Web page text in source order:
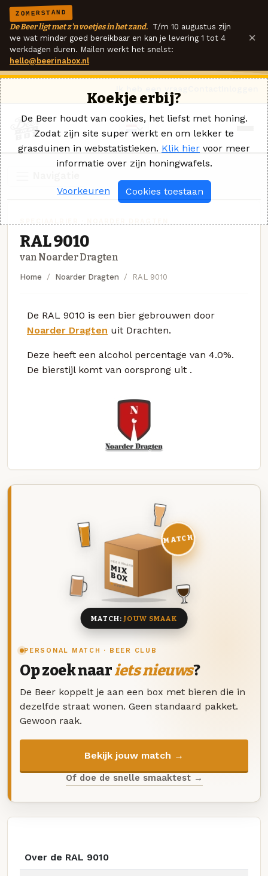
ZOMERSTAND
De Beer ligt met z'n voetjes in het zand. T/m 10 augustus zijn
we wat minder goed bereikbaar en kan je levering 1 tot 4
werkdagen duren. Mailen werkt het snelst:
hello@beerinabox.nl
×
RAL 9010
van Noarder Dragten
Home Noarder Dragten RAL 9010
De RAL 9010 is een bier gebrouwen door
Noarder Dragten uit Drachten.
Deze heeft een alcohol percentage van 4.0%.
De bierstijl komt van oorsprong uit .
PERSONAL MATCH · BEER CLUB
Op zoek naariets nieuws?
De Beer koppelt je aan een box met bieren die in
dezelfde straat wonen. Geen standaard pakket.
Gewoon raak.
Bekijk jouw match →
Of doe de snelle smaaktest →
DEZE MAAND
MIX
BOX
8 BIEREN
MATCH
MATCH:JOUW SMAAK
Over de RAL 9010
Koekje erbij?
De Beer houdt van cookies, het liefst met honing.
Zodat zijn site super werkt en om lekker te
grasduinen in webstatistieken. Klik hier voor meer
informatie over zijn honingwafels.
Voorkeuren Cookies toestaan